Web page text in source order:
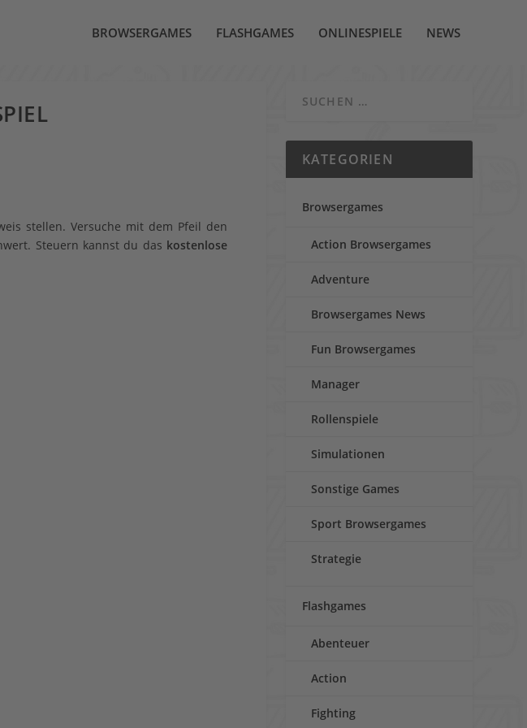
BROWSERGAMES FLASHGAMES ONLINESPIELE NEWS
stellen. Versuche mit dem Pfeil den
Steuern kannst du das kostenlose
KATEGORIEN
Browsergames
Action Browsergames
Adventure
Browsergames News
Fun Browsergames
Manager
Rollenspiele
Simulationen
Sonstige Games
Sport Browsergames
Strategie
Flashgames
Abenteuer
Action
Fighting